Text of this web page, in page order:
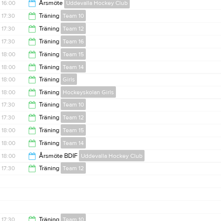
Anteckning: SVARA ALLTID PÅ KALLELSEN!
Övrig platsinfo:Ta med vattenflaska och fyskläder för utomhus.
16:00 Årsmöte Uddevalla Hockey Club
18:00
17:30 Träning Team 10
19:00
17:30 Träning Team 12
19:00
17:30 Träning Team 16
18:30
18:00 Träning Team 15
19:00
18:00 Träning Team 14
19:00
18:00 Träning Girls
19:00
18:00 Träning Hockeyskolan Girls
19:00
17:30 Träning Team 10
19:00
17:30 Träning Team 12
19:30
18:00 Träning Team 15
19:00
18:00 Träning Team 14
19:00
18:00 Årsmöte BDIF Uddevalla Hockey Club
17:30 Träning Team 12